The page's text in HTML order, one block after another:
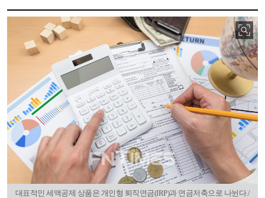
대표적인 세액공제 상품은 개인형 퇴직연금(IRP)과 연금저축으로 나뉜다./